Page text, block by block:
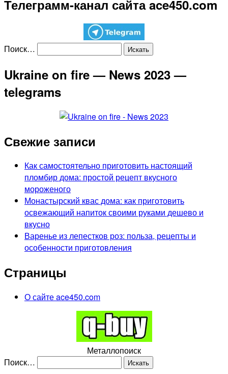
Телеграмм-канал сайта ace450.com
Поиск…
Ukraine on fire — News 2023 —
telegrams
Свежие записи
Как самостоятельно приготовить настоящий
пломбир дома: простой рецепт вкусного
мороженого
Монастырский квас дома: как приготовить
освежающий напиток своими руками дешево и
вкусно
Варенье из лепестков роз: польза, рецепты и
особенности приготовления
Страницы
О сайте ace450.com
Металлопоиск
Поиск…